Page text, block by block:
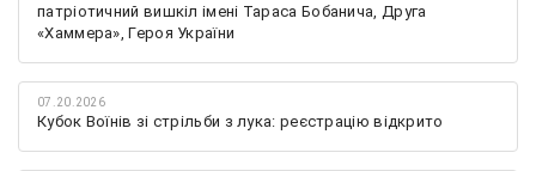
патріотичний вишкіл імені Тараса Бобанича, Друга
«Хаммера», Героя України
07.20.2026
Кубок Воїнів зі стрільби з лука: реєстрацію відкрито